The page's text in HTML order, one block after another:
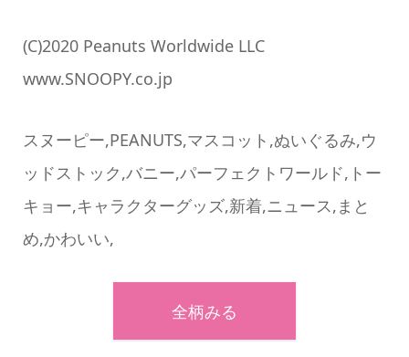
(C)2020 Peanuts Worldwide LLC
www.SNOOPY.co.jp
スヌーピー,PEANUTS,マスコット,ぬいぐるみ,ウ
ッドストック,バニー,パーフェクトワールド,トー
キョー,キャラクターグッズ,新着,ニュース,まと
め,かわいい,
全柄みる